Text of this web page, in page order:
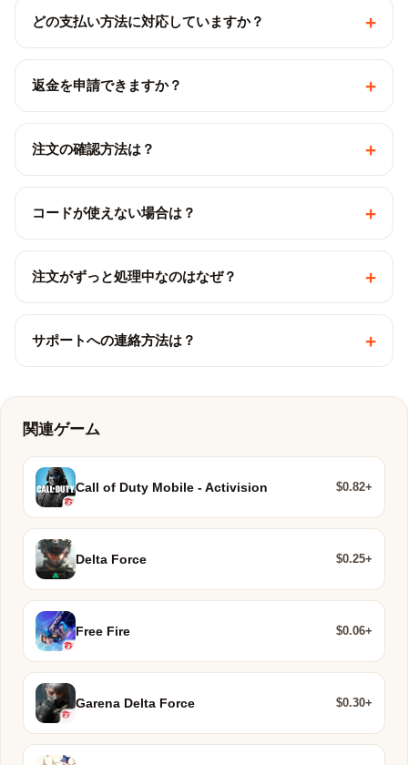
どの支払い方法に対応していますか？ +
返金を申請できますか？ +
注文の確認方法は？ +
コードが使えない場合は？ +
注文がずっと処理中なのはなぜ？ +
サポートへの連絡方法は？ +
関連ゲーム
Call of Duty Mobile - Activision $0.82+
Delta Force $0.25+
Free Fire $0.06+
Garena Delta Force $0.30+